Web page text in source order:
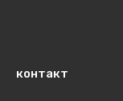
контакт